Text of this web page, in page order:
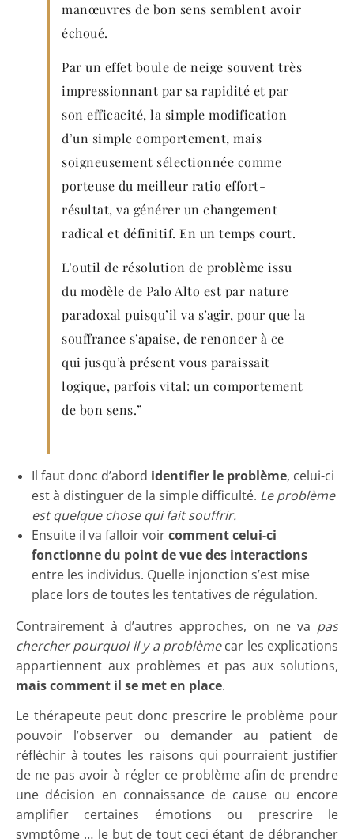
manœuvres de bon sens semblent avoir
échoué.
Par un effet boule de neige souvent très
impressionnant par sa rapidité et par
son efficacité, la simple modification
d’un simple comportement, mais
soigneusement sélectionnée comme
porteuse du meilleur ratio effort-
résultat, va générer un changement
radical et définitif. En un temps court.
L’outil de résolution de problème issu
du modèle de Palo Alto est par nature
paradoxal puisqu’il va s’agir, pour que la
souffrance s’apaise, de renoncer à ce
qui jusqu’à présent vous paraissait
logique, parfois vital: un comportement
de bon sens.”
Il faut donc d’abord identifier le problème, celui-ci
est à distinguer de la simple difficulté. Le problème
est quelque chose qui fait souffrir.
Ensuite il va falloir voircomment celui-ci
fonctionne du point de vue des interactions
entre les individus. Quelle injonction s’est mise
place lors de toutes les tentatives de régulation.
Contrairement à d’autres approches, on ne va pas
chercher pourquoi il y a problèmecar les explications
appartiennent aux problèmes et pas aux solutions,
mais comment il se met en place.
Le thérapeute peut donc prescrire le problème pour
pouvoir l’observer ou demander au patient de
réfléchir à toutes les raisons qui pourraient justifier
de ne pas avoir à régler ce problème afin de prendre
une décision en connaissance de cause ou encore
amplifier certaines émotions ou prescrire le
symptôme … le but de tout ceci étant de débrancher